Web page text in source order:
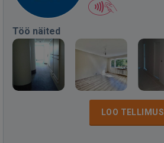
Töö näited
LOO TELLIMUS